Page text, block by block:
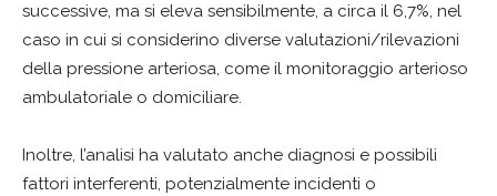
successive, ma si eleva sensibilmente, a circa il 6,7%, nel
caso in cui si considerino diverse valutazioni/rilevazioni
della pressione arteriosa, come il monitoraggio arterioso
ambulatoriale o domiciliare.
Inoltre, l’analisi ha valutato anche diagnosi e possibili
fattori interferenti, potenzialmente incidenti o